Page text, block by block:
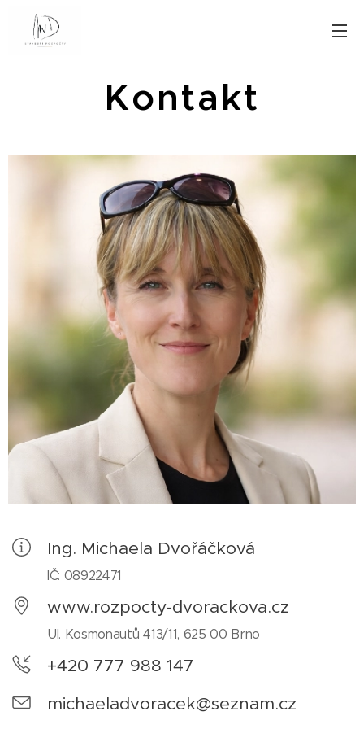
Kontakt
Ing. Michaela Dvořáčková
IČ: 08922471
www.rozpocty-dvorackova.cz
Ul. Kosmonautů 413/11, 625 00 Brno
+420 777 988 147
michaeladvoracek@seznam.cz